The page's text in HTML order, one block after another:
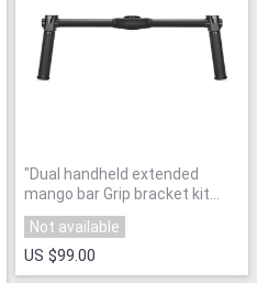
"Dual handheld extended
mango bar Grip bracket kit
para zhiyun Crane2 Cámara
estabilizador handle Gimbal
Not available
US $99.00